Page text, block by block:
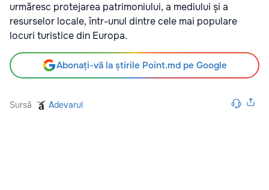
urmăresc protejarea patrimoniului, a mediului și a
resurselor locale, într-unul dintre cele mai populare
locuri turistice din Europa.
Abonați-vă la știrile Point.md pe Google
Sursă Adevarul